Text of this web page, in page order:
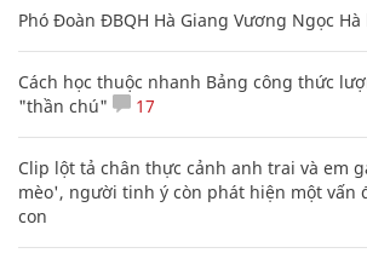
Phó Đoàn ĐBQH Hà Giang Vương Ngọc
Cách học thuộc nhanh Bảng công thức
"thần chú"
17
Clip lột tả chân thực cảnh anh trai và em
mèo', người tinh ý còn phát hiện một vấn
con